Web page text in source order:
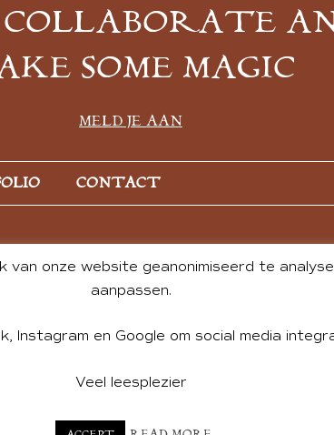
COLLABORATE
SOME MAGIC
MELD JE AAN
CONTACT
DE GROOT. WEBSITE DESIGN BY
van onze website geanonimiseerd te
aanpassen.
Instagram en Google om social media
Veel leesplezier